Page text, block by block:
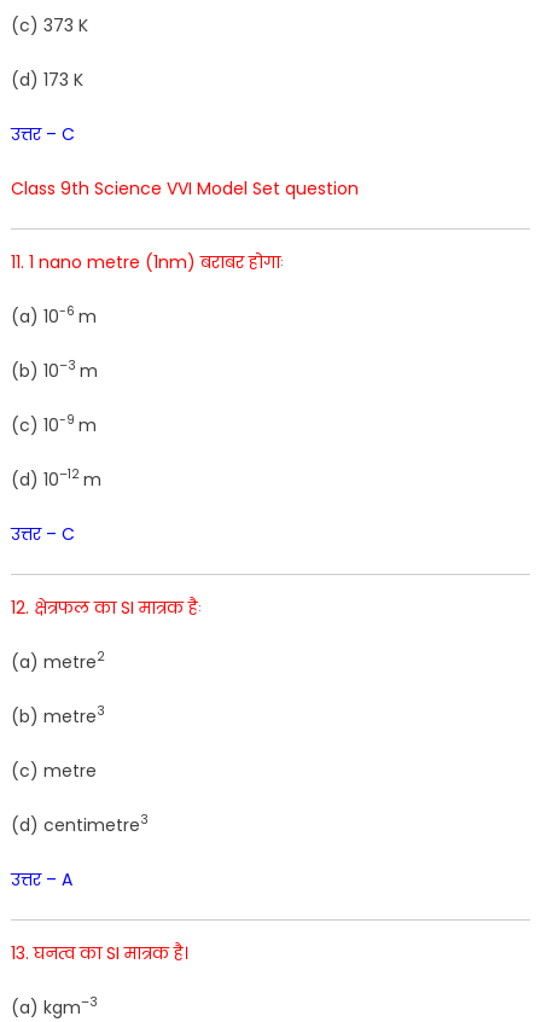
(c) 373 K
(d) 173 K
उत्तर – C
Class 9th Science VVI Model Set question
11. 1 nano metre (1nm) बराबर होगाः
(a) 10-6 m
(b) 10–3 m
(c) 10-9 m
(d) 10–12 m
उत्तर – C
12. क्षेत्रफल का SI मात्रक हैः
(a) metre2
(b) metre3
(c) metre
(d) centimetre3
उत्तर – A
13. घनत्व का SI मात्रक है।
(a) kgm–3